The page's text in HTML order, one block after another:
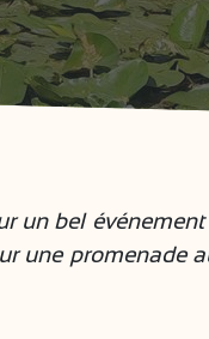
un bel
une promenade